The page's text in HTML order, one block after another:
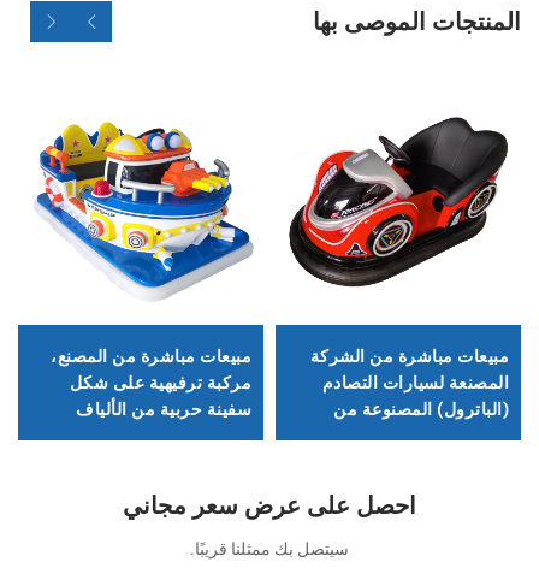
المنتجات الموصى بها
مبيعات مباشرة من الشركة
المصنعة لسيارات التصادم
(الباترول) المصنوعة من
الألياف الزجاجية، سيارات
للأطفال والكبار، سيارات
مبيعات مباشرة من المصنع،
مركبة ترفيهية على شكل
سفينة حربية من الألياف
الزجاجية، عربة مربعة تفاعلية
موسيقية كهربائية
احصل على عرض سعر مجاني
سيتصل بك ممثلنا قريبًا.